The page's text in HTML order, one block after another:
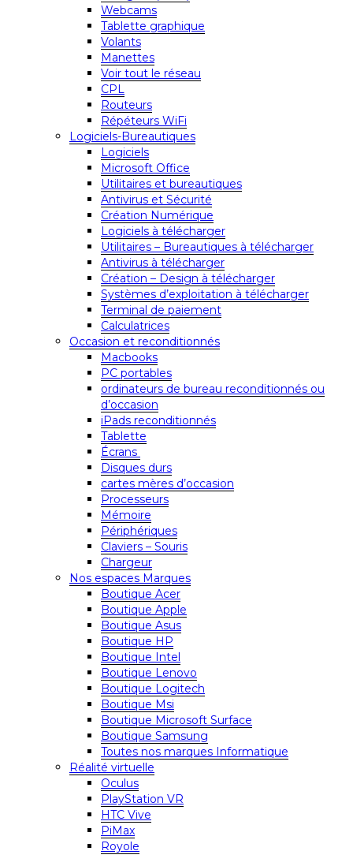
Webcams
Tablette graphique
Volants
Manettes
Voir tout le réseau
CPL
Routeurs
Répéteurs WiFi
Logiciels-Bureautiques
Logiciels
Microsoft Office
Utilitaires et bureautiques
Antivirus et Sécurité
Création Numérique
Logiciels à télécharger
Utilitaires – Bureautiques à télécharger
Antivirus à télécharger
Création – Design à télécharger
Systèmes d’exploitation à télécharger
Terminal de paiement
Calculatrices
Occasion et reconditionnés
Macbooks
PC portables
ordinateurs de bureau reconditionnés ou
d’occasion
iPads reconditionnés
Tablette
Écrans
Disques durs
cartes mères d’occasion
Processeurs
Mémoire
Périphériques
Claviers – Souris
Chargeur
Nos espaces Marques
Boutique Acer
Boutique Apple
Boutique Asus
Boutique HP
Boutique Intel
Boutique Lenovo
Boutique Logitech
Boutique Msi
Boutique Microsoft Surface
Boutique Samsung
Toutes nos marques Informatique
Réalité virtuelle
Oculus
PlayStation VR
HTC Vive
PiMax
Royole